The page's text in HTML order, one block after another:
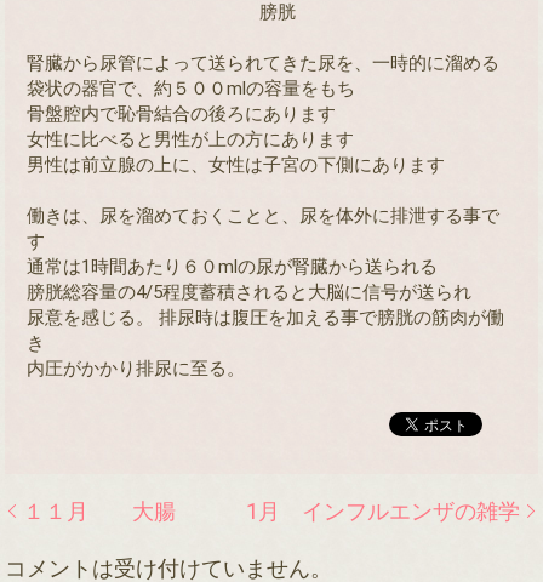
膀胱
腎臓から尿管によって送られてきた尿を、一時的に溜める
袋状の器官で、約５００mlの容量をもち
骨盤腔内で恥骨結合の後ろにあります
女性に比べると男性が上の方にあります
男性は前立腺の上に、女性は子宮の下側にあります
働きは、尿を溜めておくことと、尿を体外に排泄する事で
す
通常は1時間あたり６０mlの尿が腎臓から送られる
膀胱総容量の4/5程度蓄積されると大脳に信号が送られ
尿意を感じる。 排尿時は腹圧を加える事で膀胱の筋肉が働
き
内圧がかかり排尿に至る。
１１月 大腸 1月 インフルエンザの雑学
コメントは受け付けていません。